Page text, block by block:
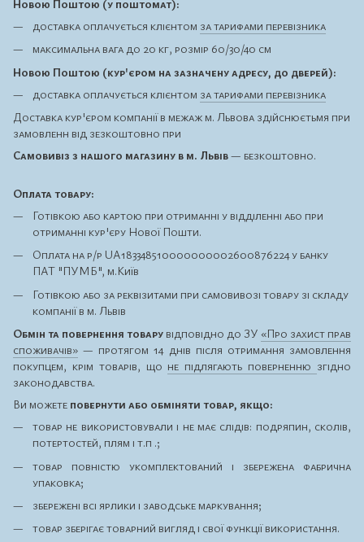
Новою Поштою (у поштомат):
доставка оплачується клієнтом за тарифами перевізника
максимальна вага до 20 кг, розмір 60/30/40 см
Новою Поштою (кур'єром на зазначену адресу, до дверей):
доставка оплачується клієнтом за тарифами перевізника
Доставка кур'єром компанії в межаж м. Львова здійснюєтьмя при
замовленн від зезкоштовно при
Самовивіз з нашого магазину в м. Львів— безкоштовно.
Оплата товару:
Готівкою або картою при отриманні у відділенні або при
отриманні кур'єру Нової Пошти.
Оплата на р/р UA183348510000000002600876224 у банку
ПАТ "ПУМБ", м.Київ
Готівкою або за реквізитами при самовивозі товару зі складу
компанії в м. Львів
Обмін та повернення товару відповідно до ЗУ «Про захист прав
споживачів» — протягом 14 днів після отримання замовлення
покупцем, крім товарів, що не підлягають поверненню згідно
законодавства.
Ви можете повернути або обміняти товар, якщо:
товар не використовували і не має слідів: подряпин, сколів,
потертостей, плям і т.п .;
товар повністю укомплектований і збережена фабрична
упаковка;
збережені всі ярлики і заводське маркування;
товар зберігає товарний вигляд і свої функції використання.